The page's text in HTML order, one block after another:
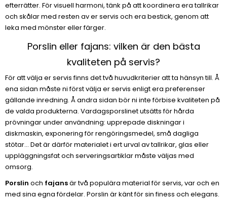
efterrätter. För visuell harmoni, tänk på att koordinera era tallrikar
och skålar med resten av er servis och era bestick, genom att
leka med mönster eller färger.
Porslin eller fajans: vilken är den bästa
kvaliteten på servis?
För att välja er servis finns det två huvudkriterier att ta hänsyn till. Å
ena sidan måste ni först välja er servis enligt era preferenser
gällande inredning. Å andra sidan bör ni inte förbise kvaliteten på
de valda produkterna. Vardagsporslinet utsätts för hårda
prövningar under användning: upprepade diskningar i
diskmaskin, exponering för rengöringsmedel, små dagliga
stötar... Det är därför materialet i ert urval av tallrikar, glas eller
uppläggningsfat och serveringsartiklar måste väljas med
omsorg.
Porslin och fajansär två populära material för servis, var och en
med sina egna fördelar. Porslin är känt för sin finess och elegans.